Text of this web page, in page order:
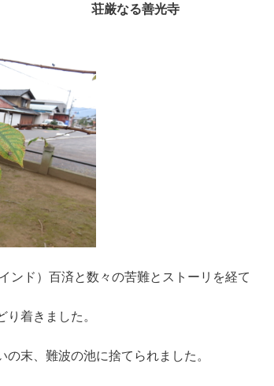
荘厳なる善光寺
ンド）百済と数々の苦難とストーリを経て
着きました。
末、難波の池に捨てられました。